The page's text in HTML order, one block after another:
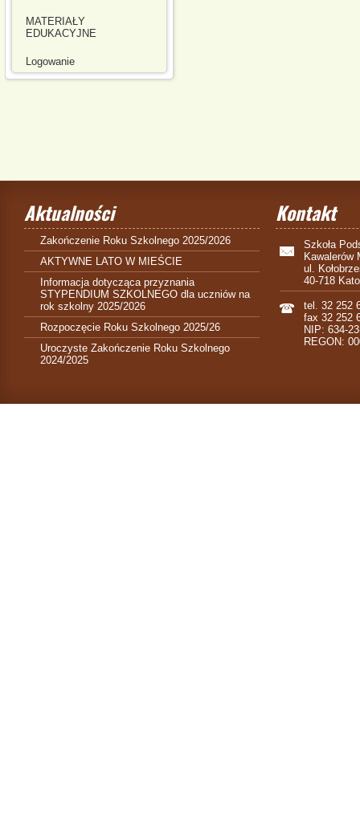
MATERIAŁY
EDUKACYJNE
Logowanie
Aktualności
Zakończenie Roku Szkolnego 2025/2026
AKTYWNE LATO W MIEŚCIE
Informacja dotycząca przyznania
STYPENDIUM SZKOLNEGO dla uczniów na
rok szkolny 2025/2026
Rozpoczęcie Roku Szkolnego 2025/26
Uroczyste Zakończenie Roku Szkolnego
2024/2025
Kontakt
Szkoła
Kawalerów
ul.
40-718
tel. 32 252
fax 32 252
NIP: 634-
REGON: